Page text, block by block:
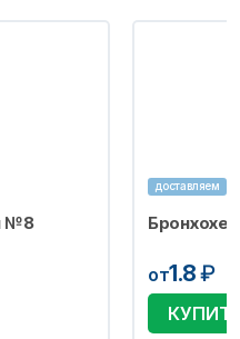
№8
доставляем
от1.8₽